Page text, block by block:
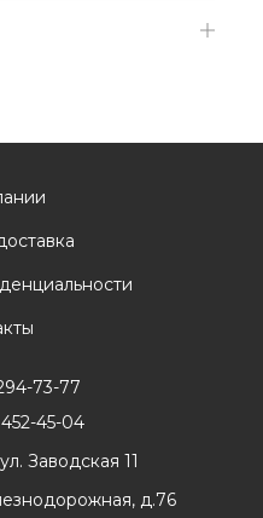
73-77
45-04
Заводская 11
д.76